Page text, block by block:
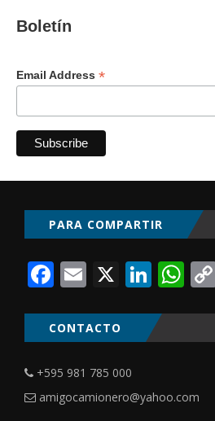
Boletín
Email Address *
PARA COMPARTIR
Facebook
Email
X
CONTACTO
+595 981 785 000
amigocamionero@yahoo.com